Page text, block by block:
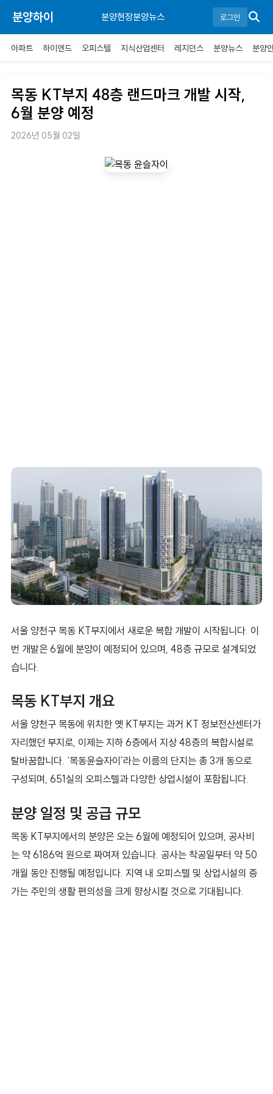
분양하이 분양현장분양뉴스 로그인
아파트 하이엔드 오피스텔 지식산업센터 레지던스 분양뉴스 분양
목동 KT부지 48층 랜드마크 개발 시작,
6월 분양 예정
2026년 05월 02일
서울 양천구 목동 KT부지에서 새로운 복합 개발이 시작됩니다. 이
번 개발은 6월에 분양이 예정되어 있으며, 48층 규모로 설계되었
습니다.
목동 KT부지 개요
서울 양천구 목동에 위치한 옛 KT부지는 과거 KT 정보전산센터가
자리했던 부지로, 이제는 지하 6층에서 지상 48층의 복합시설로
탈바꿈합니다. ‘목동윤슬자이’라는 이름의 단지는 총 3개 동으로
구성되며, 651실의 오피스텔과 다양한 상업시설이 포함됩니다.
분양 일정 및 공급 규모
목동 KT부지에서의 분양은 오는 6월에 예정되어 있으며, 공사비
는 약 6186억 원으로 짜여져 있습니다. 공사는 착공일부터 약 50
개월 동안 진행될 예정입니다. 지역 내 오피스텔 및 상업시설의 증
가는 주민의 생활 편의성을 크게 향상시킬 것으로 기대됩니다.